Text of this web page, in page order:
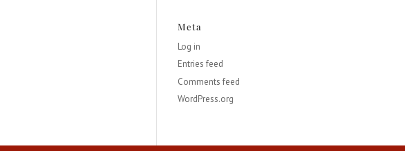
Meta
Log in
Entries feed
Comments feed
WordPress.org